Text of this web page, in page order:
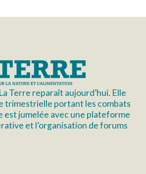
Terre reparaît aujourd’hui. Elle
trimestrielle portant les combats
est jumelée avec une plateforme
et l’organisation de forums